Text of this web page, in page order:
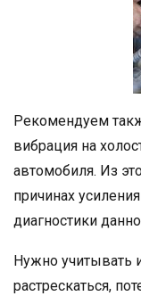
Рекомендуем
вибрация на
автомобиля. Из
причинах
диагностики
Нужно учитывать
растрескаться,